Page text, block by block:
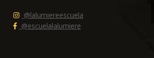
@lalumiereescuela
@escuelalalumiere